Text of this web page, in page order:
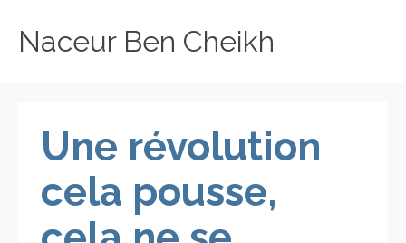
Naceur Ben Cheikh
Une révolution
cela pousse,